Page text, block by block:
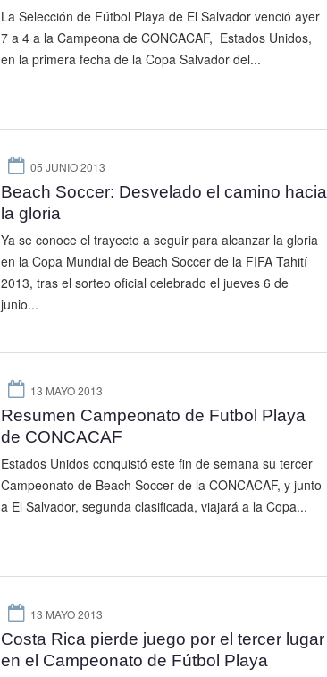
La Selección de Fútbol Playa de El Salvador venció ayer
7 a 4 a la Campeona de CONCACAF, Estados Unidos,
en la primera fecha de la Copa Salvador del...
05 JUNIO 2013
Beach Soccer: Desvelado el camino hacia
la gloria
Ya se conoce el trayecto a seguir para alcanzar la gloria
en la Copa Mundial de Beach Soccer de la FIFA Tahití
2013, tras el sorteo oficial celebrado el jueves 6 de
junio...
13 MAYO 2013
Resumen Campeonato de Futbol Playa
de CONCACAF
Estados Unidos conquistó este fin de semana su tercer
Campeonato de Beach Soccer de la CONCACAF, y junto
a El Salvador, segunda clasificada, viajará a la Copa...
13 MAYO 2013
Costa Rica pierde juego por el tercer lugar
en el Campeonato de Fútbol Playa